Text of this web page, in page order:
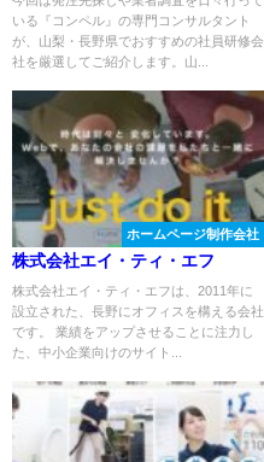
いる『コンペル』の専門コンサルタント
が、山梨・長野県でおすすめの社員研修会
社を厳選してご紹介します。山...
ホームページ制作会社
株式会社エイ・ティ・エフ
株式会社エイ・ティ・エフは、2011年に
設立された、長野にオフィスを構える会社
です。 業績をアップさせることに注力し
た、中小企業向けのサイト...